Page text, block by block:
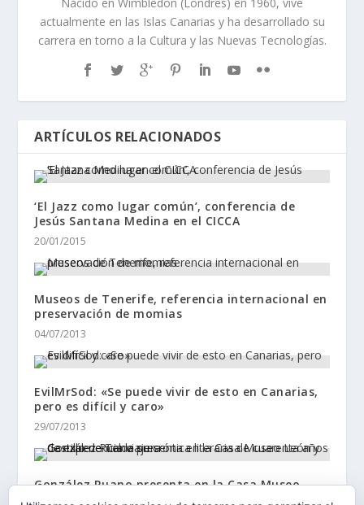
actualmente en las Islas Canarias y ha desarrollado su
carrera en torno a la Cultura y las Nuevas Tecnologías.
ARTÍCULOS RELACIONADOS
‘El Jazz como lugar común’, conferencia de
Jesús Santana Medina en el CICCA
20/01/2015
Museos de Tenerife, referencia internacional en
preservación de momias
04/07/2013
EvilMrSod: «Se puede vivir de esto en Canarias,
pero es difícil y caro»
29/07/2013
González Ruano presenta en la Casa Museo
León y Castillo de Telde su crónica literaria de